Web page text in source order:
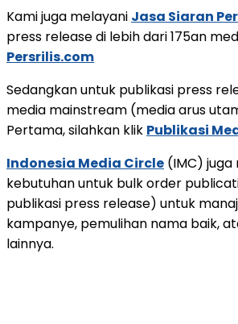
Kami juga melayani Jasa Siaran
press release di lebih dari 175an
Persrilis.com
Sedangkan untuk publikasi press
media mainstream (media arus
Pertama, silahkan klik Publikasi
Indonesia Media Circle (IMC) juga
kebutuhan untuk bulk order
publikasi press release) untuk
kampanye, pemulihan nama baik,
lainnya.